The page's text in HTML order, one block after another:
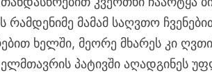
რამდენიმე მამამ საღვთო
ხელში, მეორე მხარეს კი
პატივში აღადგინეს